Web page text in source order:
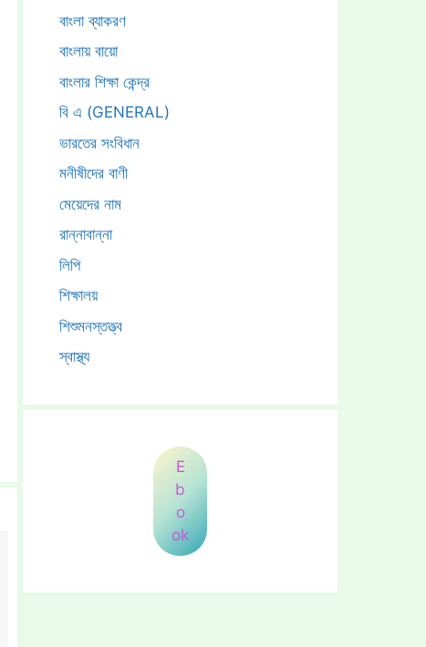
বাংলা ব্যাকরণ
বাংলায় বায়ো
বাংলার শিক্ষা কেন্দ্র
বি এ (GENERAL)
ভারতের সংবিধান
মনীষীদের বাণী
মেয়েদের নাম
রান্নাবান্না
লিপি
শিক্ষালয়
শিশুমনস্তত্ত্ব
স্বাস্থ্য
E
b
o
ok